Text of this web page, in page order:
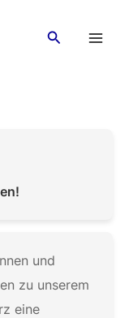
Suchen
und
zu unserem
eine